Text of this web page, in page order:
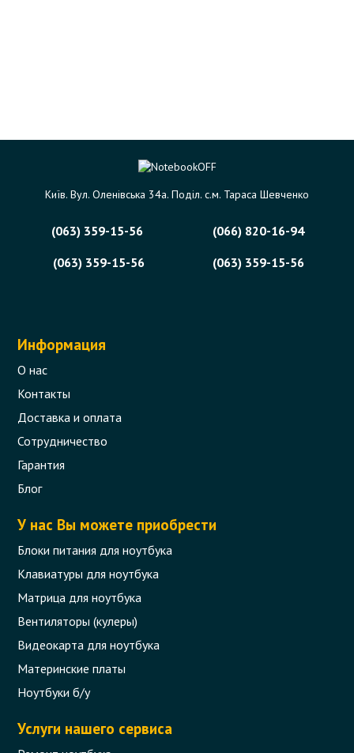
Київ. Вул. Оленівська 34а. Поділ. с.м. Тараса Шевченко
(063) 359-15-56
(066) 820-16-94
(063) 359-15-56
(063) 359-15-56
Информация
О нас
Контакты
Доставка и оплата
Сотрудничество
Гарантия
Блог
У нас Вы можете приобрести
Блоки питания для ноутбука
Клавиатуры для ноутбука
Матрица для ноутбука
Вентиляторы (кулеры)
Видеокарта для ноутбука
Материнские платы
Ноутбуки б/у
Услуги нашего сервиса